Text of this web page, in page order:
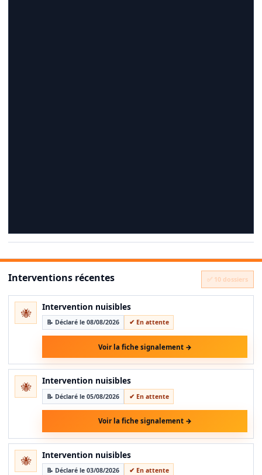
Interventions récentes ✅ 10 dossiers
🐝 Intervention nuisibles
📝 Déclaré le 08/08/2026 ✔ En attente
Voir la fiche signalement →
🐝 Intervention nuisibles
📝 Déclaré le 05/08/2026 ✔ En attente
Voir la fiche signalement →
🐝 Intervention nuisibles
📝 Déclaré le 03/08/2026 ✔ En attente